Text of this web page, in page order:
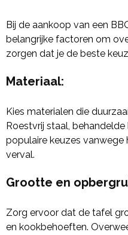
Bij de aankoop van een
belangrijke factoren om
zorgen dat je de beste
Materiaal:
Kies materialen die
Roestvrij staal,
populaire keuzes vanwege
verval.
Grootte en
Zorg ervoor dat de tafel
en kookbehoeften.